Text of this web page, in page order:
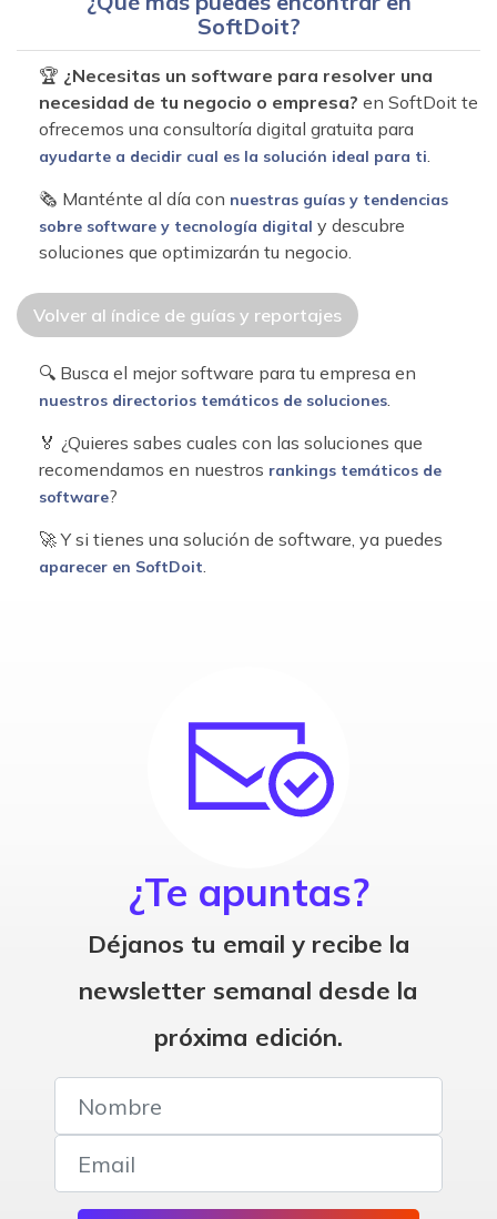
SoftDoit?
🏆 ¿Necesitas un software para resolver una
necesidad de tu negocio o empresa? en SoftDoit te
ofrecemos una consultoría digital gratuita para
ayudarte a decidir cual es la solución ideal para ti.
🗞 Manténte al día con nuestras guías y tendencias
sobre software y tecnología digital y descubre
soluciones que optimizarán tu negocio.
Volver al índice de guías y reportajes
🔍 Busca el mejor software para tu empresa en
nuestros directorios temáticos de soluciones.
🏅 ¿Quieres sabes cuales con las soluciones que
recomendamos en nuestros rankings temáticos de
software?
🚀 Y si tienes una solución de software, ya puedes
aparecer en SoftDoit.
¿Te apuntas?
Déjanos tu email y recibe la
newsletter semanal desde la
próxima edición.